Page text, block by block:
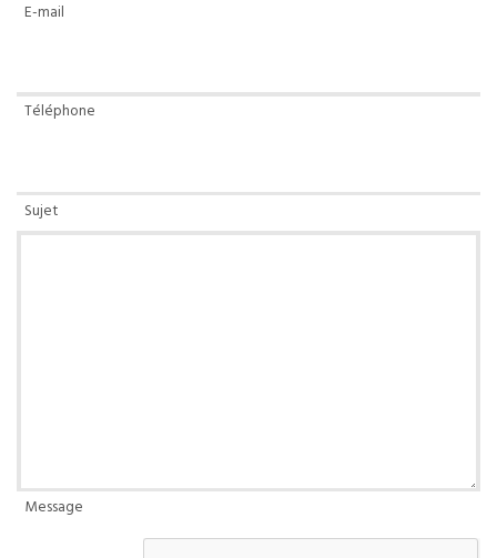
E-mail
Téléphone
Sujet
Message